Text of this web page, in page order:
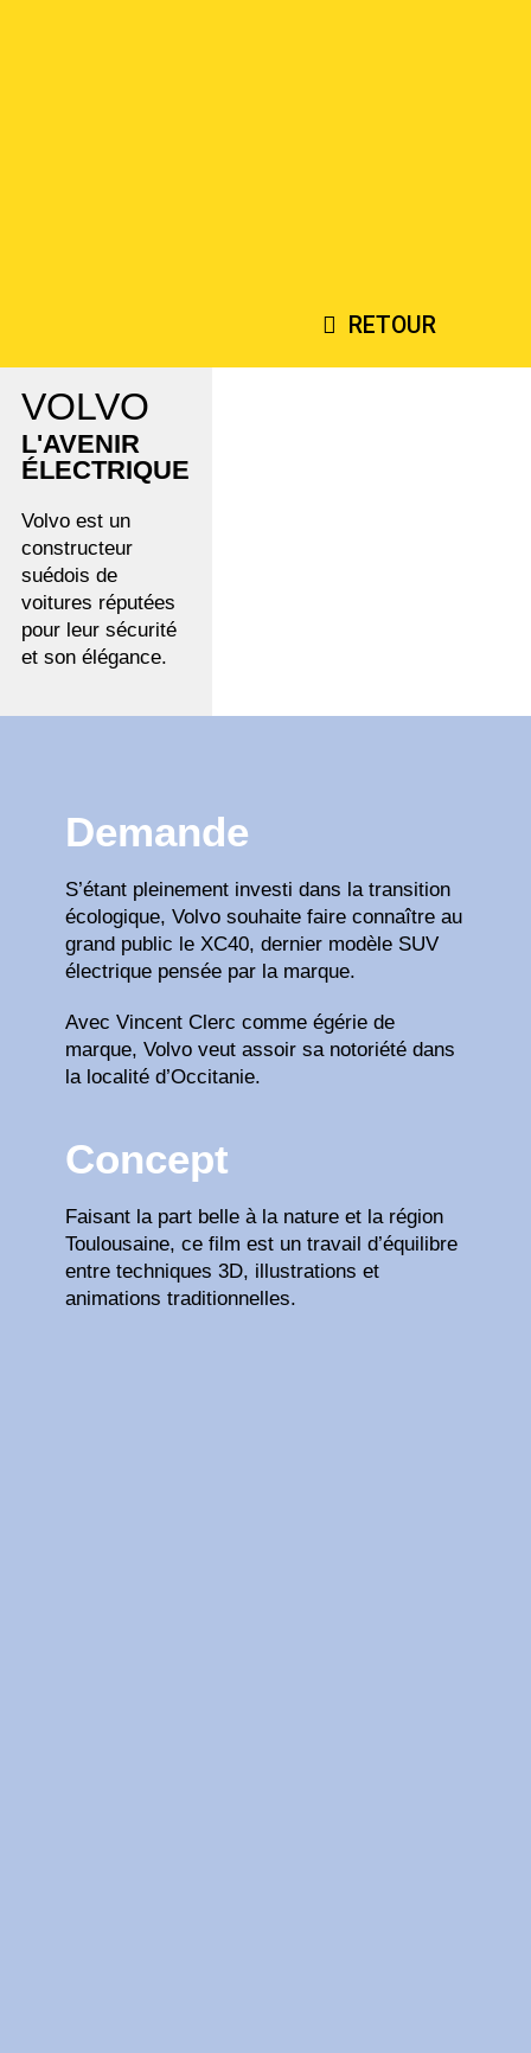
RETOUR
VOLVO
L'AVENIR
ÉLECTRIQUE
Volvo est un
constructeur
suédois de
voitures réputées
pour leur sécurité
et son élégance.
Demande
S’étant pleinement investi dans la transition
écologique, Volvo souhaite faire connaître au
grand public le XC40, dernier modèle SUV
électrique pensée par la marque.
Avec Vincent Clerc comme égérie de
marque, Volvo veut assoir sa notoriété dans
la localité d’Occitanie.
Concept
Faisant la part belle à la nature et la région
Toulousaine, ce film est un travail d’équilibre
entre techniques 3D, illustrations et
animations traditionnelles.